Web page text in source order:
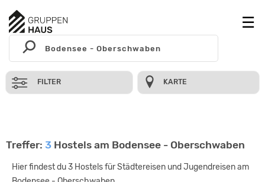
FILTER KARTE
Treffer: 3 Hostels am Bodensee - Oberschwaben
Hier findest du 3 Hostels für Städtereisen und Jugendreisen am